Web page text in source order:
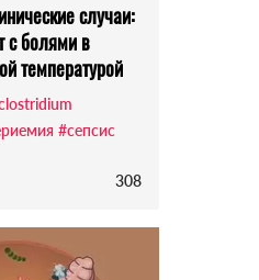
случаи:
с болями в
температурой
#сепсис
308